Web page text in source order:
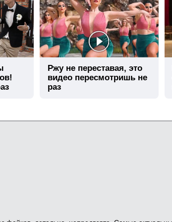
Ржу не переставая, это
видео пересмотришь не
раз